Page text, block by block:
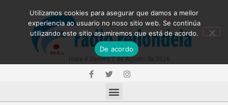
Utilizamos cookies para asegurar que damos a mellor
experiencia ao usuario no noso sitio web. Se continúa
utilizando este sitio asumiremos que está de acordo.
De acordo